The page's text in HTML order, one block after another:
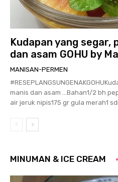
Kudapan yang segar,
dan asam GOHU by
MANISAN-PERMEN
manis dan asam …Bahan1/2 bh
air jeruk nipis175 gr gula merah1
MINUMAN & ICE CREAM